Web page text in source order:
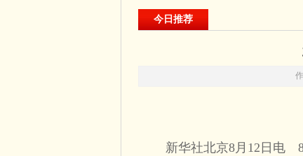
今日推荐
新华社北京8月12日电